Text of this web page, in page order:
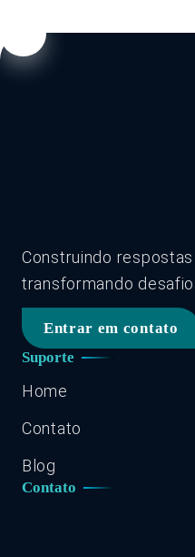
Construindo
transformando
Entrar em contato
Suporte
Home
Contato
Blog
Contato